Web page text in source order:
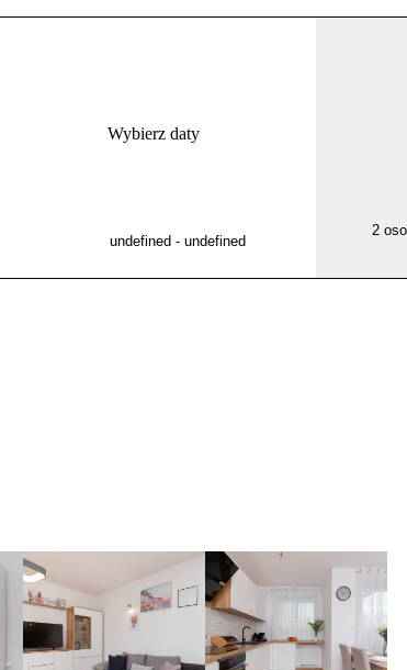
Wybierz daty
2